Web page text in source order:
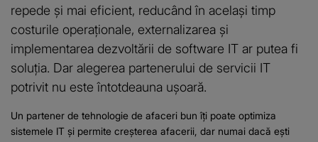
repede și mai eficient, reducând în același timp
costurile operaționale, externalizarea și
implementarea dezvoltării de software IT ar putea fi
soluția. Dar alegerea partenerului de servicii IT
potrivit nu este întotdeauna ușoară.
Un partener de tehnologie de afaceri bun îți poate optimiza
sistemele IT și permite creșterea afacerii, dar numai dacă ești